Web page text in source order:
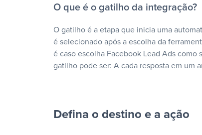
O que é o gatilho da integração?
O gatilho é a etapa que inicia uma
é selecionado após a escolha da
é caso escolha Facebook Lead Ads como
gatilho pode ser: A cada resposta em um
Defina o destino e a ação